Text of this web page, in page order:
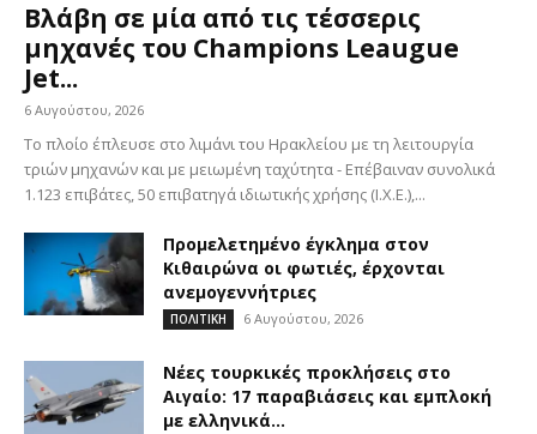
Βλάβη σε μία από τις τέσσερις
μηχανές του Champions Leaugue
Jet...
6 Αυγούστου, 2026
Το πλοίο έπλευσε στο λιμάνι του Ηρακλείου με τη λειτουργία
τριών μηχανών και με μειωμένη ταχύτητα - Επέβαιναν συνολικά
1.123 επιβάτες, 50 επιβατηγά ιδιωτικής χρήσης (Ι.Χ.Ε.),...
Προμελετημένο έγκλημα στον
Κιθαιρώνα οι φωτιές, έρχονται
ανεμογεννήτριες
ΠΟΛΙΤΙΚΗ 6 Αυγούστου, 2026
Νέες τουρκικές προκλήσεις στο
Αιγαίο: 17 παραβιάσεις και εμπλοκή
με ελληνικά...